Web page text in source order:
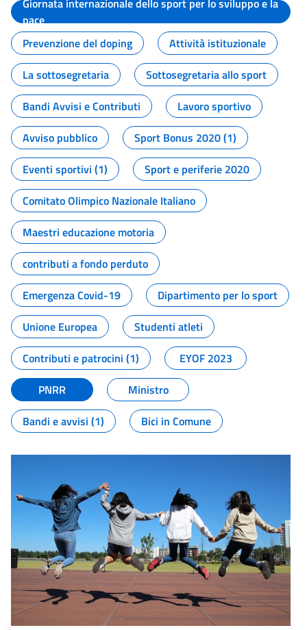
Giornata internazionale dello sport per lo sviluppo e la
pace
Prevenzione del doping
Attività istituzionale
La sottosegretaria
Sottosegretaria allo sport
Bandi Avvisi e Contributi
Lavoro sportivo
Avviso pubblico
Sport Bonus 2020 (1)
Eventi sportivi (1)
Sport e periferie 2020
Comitato Olimpico Nazionale Italiano
Maestri educazione motoria
contributi a fondo perduto
Emergenza Covid-19
Dipartimento per lo sport
Unione Europea
Studenti atleti
Contributi e patrocini (1)
EYOF 2023
PNRR
Ministro
Bandi e avvisi (1)
Bici in Comune